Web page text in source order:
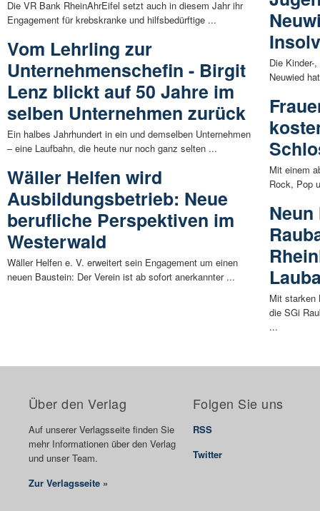
Die VR Bank RheinAhrEifel setzt auch in diesem Jahr ihr
Engagement für krebskranke und hilfsbedürftige ...
Vom Lehrling zur
Unternehmenschefin - Birgit
Lenz blickt auf 50 Jahre im
selben Unternehmen zurück
Ein halbes Jahrhundert in ein und demselben Unternehmen
– eine Laufbahn, die heute nur noch ganz selten ...
Wäller Helfen wird
Ausbildungsbetrieb: Neue
berufliche Perspektiven im
Westerwald
Wäller Helfen e. V. erweitert sein Engagement um einen
neuen Baustein: Der Verein ist ab sofort anerkannter ...
Die Kinder-
Neuwied
Mit einem
Rock, Pop
Mit starken
die SGi
...
Über den Verlag
Auf unserer Verlagsseite finden Sie
mehr Informationen über den Verlag
und unser Team.
Zur Verlagsseite »
Folgen Sie uns
RSS
Twitter